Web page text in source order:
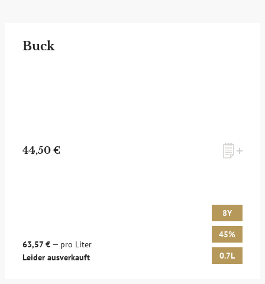
Buck
44,50 €
63,57 € — pro Liter
Leider ausverkauft
8Y
45%
0.7L